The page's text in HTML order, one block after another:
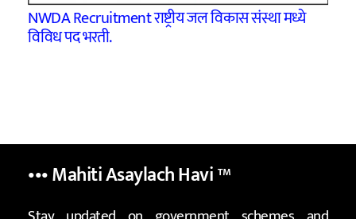
NWDA Recruitment राष्ट्रीय जल विकास संस्था मध्ये
विविध पद भरती.
••• Mahiti Asaylach Havi™